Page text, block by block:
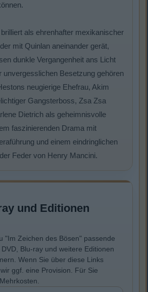
als ehrenhafter mexikanischer
mit Quinlan aneinander gerät,
dunkle Vergangenheit ans Licht
unvergesslichen Besetzung gehören
neugierige Ehefrau, Akim
Gangsterboss, Zsa Zsa
Dietrich als geheimnisvolle
faszinierenden Drama mit
und einem eindringlichen
Feder von Henry Mancini.
und Editionen
"Im Zeichen des Bösen" passende
Blu-ray und weitere Editionen
Wenn Sie über diese Links
ggf. eine Provision. Für Sie